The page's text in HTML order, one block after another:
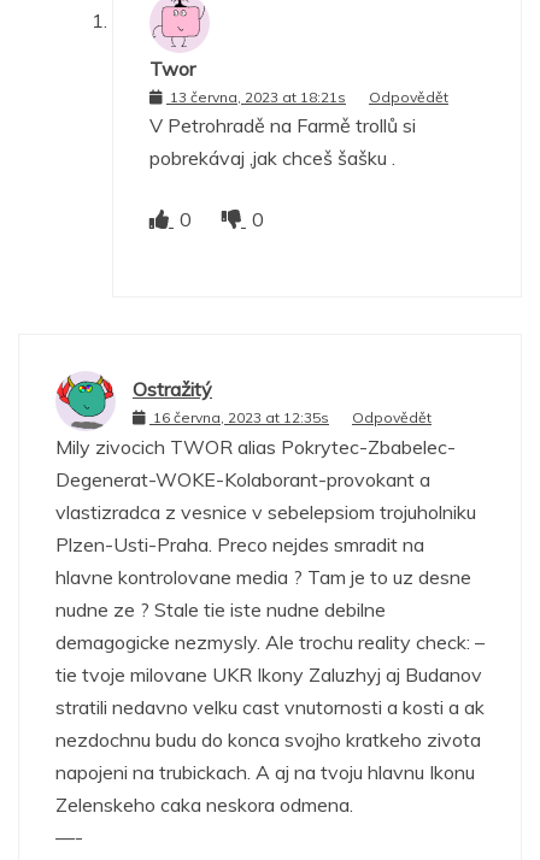
Twor
13 června, 2023 at 18:21s Odpovědět
V Petrohradě na Farmě trollů si
pobrekávaj ,jak chceš šašku .
0 0
Ostražitý
16 června, 2023 at 12:35s Odpovědět
Mily zivocich TWOR alias Pokrytec-Zbabelec-
Degenerat-WOKE-Kolaborant-provokant a
vlastizradca z vesnice v sebelepsiom trojuholniku
Plzen-Usti-Praha. Preco nejdes smradit na
hlavne kontrolovane media ? Tam je to uz desne
nudne ze ? Stale tie iste nudne debilne
demagogicke nezmysly. Ale trochu reality check: –
tie tvoje milovane UKR Ikony Zaluzhyj aj Budanov
stratili nedavno velku cast vnutornosti a kosti a ak
nezdochnu budu do konca svojho kratkeho zivota
napojeni na trubickach. A aj na tvoju hlavnu Ikonu
Zelenskeho caka neskora odmena.
—-